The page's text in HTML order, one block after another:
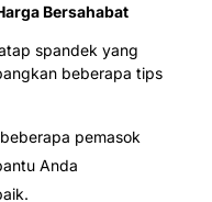
Bersahabat
spandek yang
beberapa tips
pemasok
Anda